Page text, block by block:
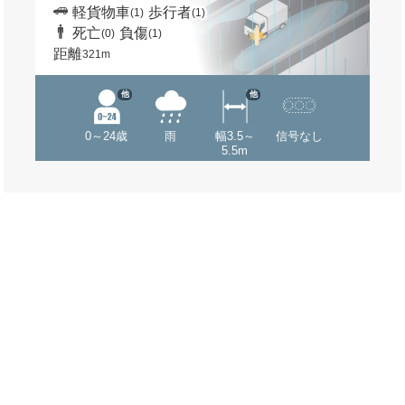
軽貨物車(1) 歩行者(1)
死亡(0) 負傷(1)
距離321m
0～24歳
他
雨
幅3.5～
5.5m
他
信号なし